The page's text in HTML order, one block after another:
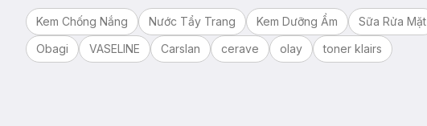
Kem Chống Nắng Nước Tẩy Trang Kem Dưỡng Ẩm Sữa Rửa Mặt
Obagi
VASELINE Carslan cerave olay toner klairs